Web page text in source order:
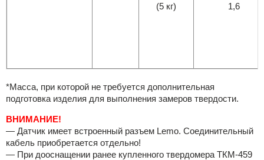
(5 кг)
1,6
*Mасса, при которой не требуется дополнительная
подготовка изделия для выполнения замеров твердости.
ВНИМАНИЕ!
— Датчик имеет встроенный разъем Lemo. Соединительный
кабель приобретается отдельно!
— При дооснащении ранее купленного твердомера ТКМ-459